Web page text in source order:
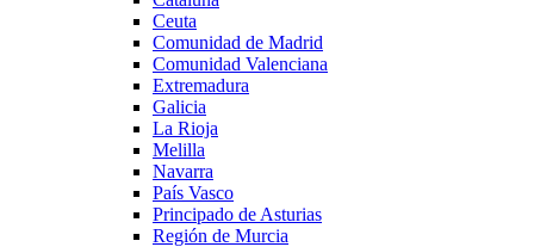
Ceuta
Comunidad de Madrid
Comunidad Valenciana
Extremadura
Galicia
La Rioja
Melilla
Navarra
País Vasco
Principado de Asturias
Región de Murcia